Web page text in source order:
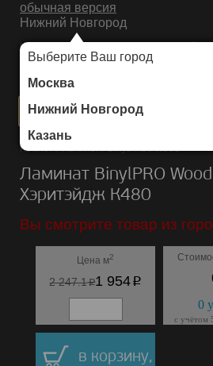
обычная версия
Нижний Новгород
Выберите Ваш город
Москва
Нижний Новгород
Казань
ИНТЕРНЕТ-МАГАЗИН НАПОЛЬНЫХ ПОКРЫТИЙ
Каталог/Ламинат/BinylPRO/Wood
Ламинат BinylPRO
Хэритэйдж К480
Вы смотрите товар из
Цена м2
2 247.1p1 954p
0
с учётом
в корзину,